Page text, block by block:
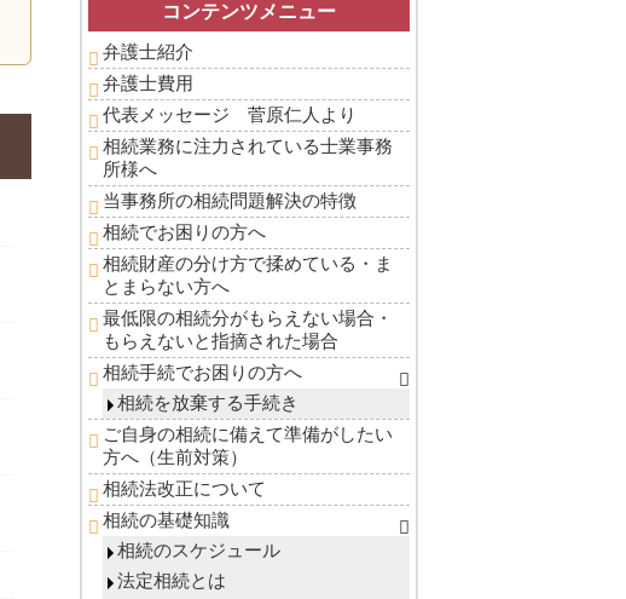
コンテンツメニュー
弁護士紹介
弁護士費用
代表メッセージ 菅原仁人より
相続業務に注力されている士業事務
所様へ
当事務所の相続問題解決の特徴
相続でお困りの方へ
相続財産の分け方で揉めている・ま
とまらない方へ
最低限の相続分がもらえない場合・
もらえないと指摘された場合
相続手続でお困りの方へ
相続を放棄する手続き
ご自身の相続に備えて準備がしたい
方へ（生前対策）
相続法改正について
相続の基礎知識
相続のスケジュール
法定相続とは